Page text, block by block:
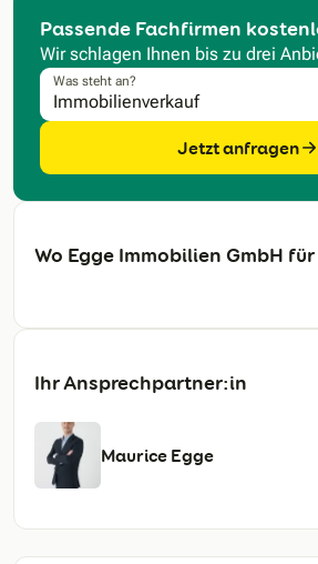
Passende Fachfirmen
Wir schlagen Ihnen bis zu drei
Was steht an?
Jetzt anfragen
Wo Egge Immobilien GmbH
Ihr Ansprechpartner:in
Maurice Egge